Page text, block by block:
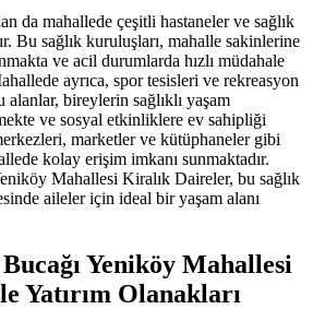
da mahallede çeşitli hastaneler ve sağlık
Bu sağlık kuruluşları, mahalle sakinlerine
ve acil durumlarda hızlı müdahale
ayrıca, spor tesisleri ve rekreasyon
alanlar, bireylerin sağlıklı yaşam
ve sosyal etkinliklere ev sahipliği
marketler ve kütüphaneler gibi
kolay erişim imkanı sunmaktadır.
Mahallesi Kiralık Daireler, bu sağlık
aileler için ideal bir yaşam alanı
Yeniköy Mahallesi
Yatırım Olanakları